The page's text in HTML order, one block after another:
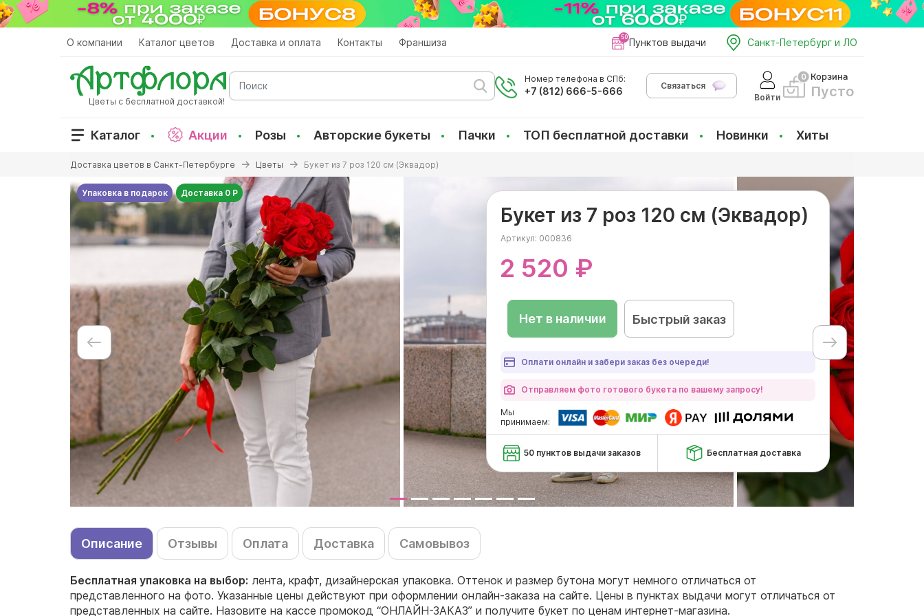
Перейти
к
О компании Каталог цветов Доставка и оплата Контакты Франшиза Пунктов выдачи Санкт-Петербург и ЛО
Цветы с бесплатной доставкой!
Поиск
Номер телефона в СПб:
+7 (812) 666-5-666
Связаться
Войти
Корзина
Пусто
Каталог Акции Розы Авторские букеты Пачки ТОП бесплатной доставки Новинки Хиты
здесь
Доставка цветов в Санкт-Петербурге Цветы Букет из 7 роз 120 см (Эквадор)
Упаковка в подарок Доставка 0 Р
Букет из 7 роз 120 см (Эквадор)
Артикул: 000836
2 520 ₽
Нет в наличии Быстрый заказ
Оплати онлайн и забери заказ без очереди!
Отправляем фото готового букета по вашему запросу!
Мы
принимаем:
50 пунктов выдачи заказов Бесплатная доставка
Описание Отзывы Оплата Доставка Самовывоз
Бесплатная упаковка на выбор: лента, крафт, дизайнерская упаковка. Оттенок и размер бутона могут немного отличаться от
представленного на фото. Указанные цены действуют при оформлении онлайн-заказа на сайте. Цены в пунктах выдачи могут отличаться от
представленных на сайте. Назовите на кассе промокод “ОНЛАЙН-ЗАКАЗ” и получите букет по ценам интернет-магазина.